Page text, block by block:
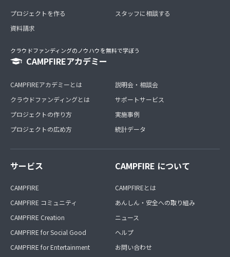
プロジェクトを作る
資料請求
スタッフに相談する
クラウドファンディングのノウハウを無料で学ぼう
CAMPFIREアカデミー
CAMPFIREアカデミーとは
クラウドファンディングとは
プロジェクトの作り方
プロジェクトの広め方
説明会・相談会
サポートサービス
実施事例
統計データ
サービス
CAMPFIRE
CAMPFIRE コミュニティ
CAMPFIRE Creation
CAMPFIRE for Social Good
CAMPFIRE for Entertainment
CAMPFIRE について
CAMPFIREとは
あんしん・安全への取り組み
ニュース
ヘルプ
お問い合わせ